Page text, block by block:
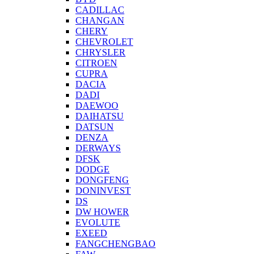
CADILLAC
CHANGAN
CHERY
CHEVROLET
CHRYSLER
CITROEN
CUPRA
DACIA
DADI
DAEWOO
DAIHATSU
DATSUN
DENZA
DERWAYS
DFSK
DODGE
DONGFENG
DONINVEST
DS
DW HOWER
EVOLUTE
EXEED
FANGCHENGBAO